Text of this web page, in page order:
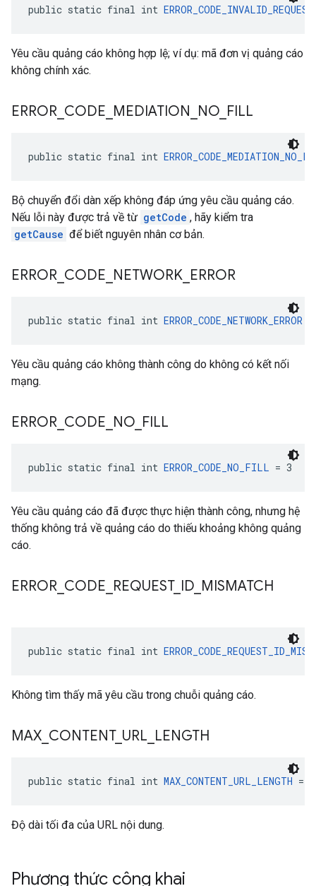
public static final int ERROR_CODE_INVALID_REQUEST
Yêu cầu quảng cáo không hợp lệ; ví dụ: mã đơn vị quảng cáo
không chính xác.
ERROR CODE MEDIATION NO FILL
public static final int
Bộ chuyển đổi dàn xếp không đáp ứng yêu cầu quảng cáo.
Nếu lỗi này được trả về từ getCode , hãy kiểm tra
getCause để biết nguyên nhân cơ bản.
ERROR CODE NETWORK ERROR
public static final int ERROR_CODE_NETWORK_ERROR
Yêu cầu quảng cáo không thành công do không có kết nối
mạng.
ERROR CODE NO FILL
public static final int ERROR_CODE_NO_FILL = 3
Yêu cầu quảng cáo đã được thực hiện thành công, nhưng hệ
thống không trả về quảng cáo do thiếu khoảng không quảng
cáo.
ERROR CODE REQUEST_ ID MISMATCH
public static final int
Không tìm thấy mã yêu cầu trong chuỗi quảng cáo.
MAX CONTENT_ URL LENGTH
public static final int MAX_CONTENT_URL_LENGTH =
Độ dài tối đa của URL nội dung.
Phương thức công khai